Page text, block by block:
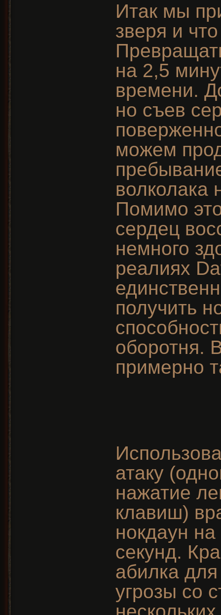
Итак мы
зверя и
на 2,5
времени.
но съев
можем
волколака
Помимо
сердец
немного
реалиях
получить
оборотня.
примерно
атаку
нажатие
клавиш)
нокдаун на
секунд.
абилка
угрозы со